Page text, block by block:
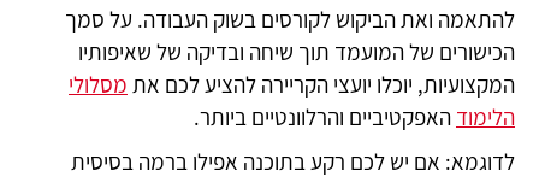
להתאמה ואת הביקוש לקורסים בשוק העבודה. על סמך
הכישורים של המועמד תוך שיחה ובדיקה של שאיפותיו
המקצועיות, יוכלו יועצי הקריירה להציע לכם את מסלולי
הלימוד האפקטיביים והרלוונטיים ביותר.
לדוגמא: אם יש לכם רקע בתוכנה אפילו ברמה בסיסית